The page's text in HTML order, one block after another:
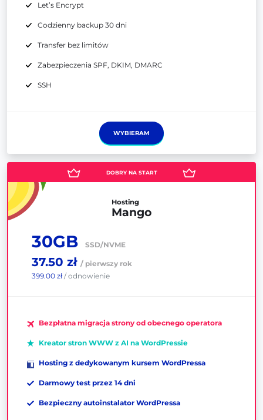
Let’s Encrypt
Codzienny backup 30 dni
Transfer bez limitów
Zabezpieczenia SPF, DKIM, DMARC
SSH
WYBIERAM
Hosting
Mango
30GB SSD/NVME
37.50 zł / pierwszy rok
399.00 zł/ odnowienie
Bezpłatna migracja strony od obecnego operatora
Kreator stron WWW z AI na WordPressie
Hosting z dedykowanym kursem WordPressa
Darmowy test przez 14 dni
Bezpieczny autoinstalator WordPressa